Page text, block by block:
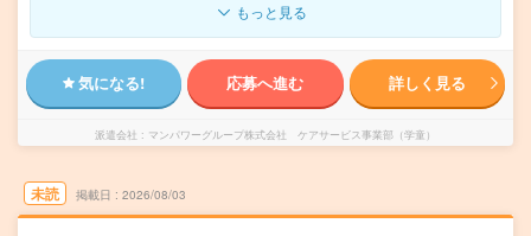
もっと見る
気になる! 応募へ進む 詳しく見る
派遣会社 マンパワーグループ株式会社 ケアサービス事業部（学童）
未読 掲載日 2026/08/03